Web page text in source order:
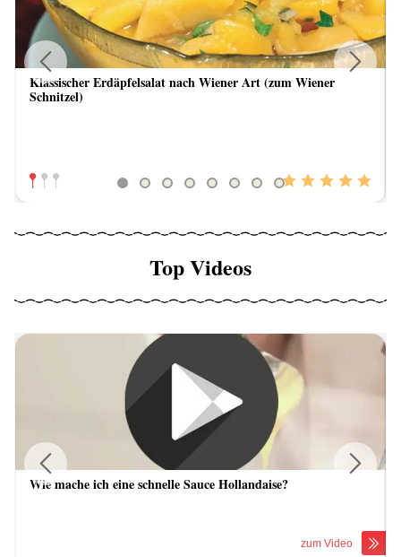
Klassischer Erdäpfelsalat nach Wiener Art (zum Wiener
Schnitzel)
Previous
Top Videos
Wie mache ich eine schnelle Sauce Hollandaise?
zum Video
Previous